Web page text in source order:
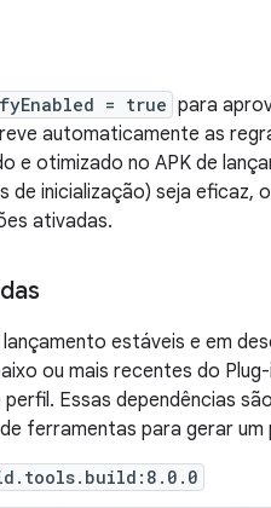
= true para
automaticamente as
otimizado no APK de
de inicialização) seja eficaz,
ativadas.
estáveis e em
ou mais recentes do
Essas dependências
ferramentas para gerar um